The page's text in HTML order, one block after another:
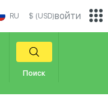
RU $ (USD)
Поиск
войти